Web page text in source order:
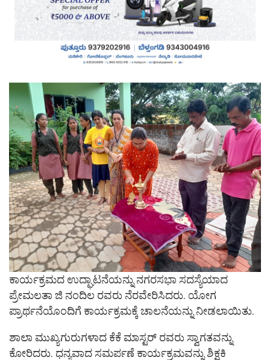
ಕಾರ್ಯಕ್ರಮದ ಉದ್ಘಾಟನೆಯನ್ನು ನಗರಸಭಾ ಸದಸ್ಯೆಯಾದ
ಪ್ರೇಮಲತಾ ಜಿ ನಂದಿಲ ರವರು ನೆರವೇರಿಸಿದರು. ಯೋಗ
ಪ್ರಾರ್ಥನೆಯೊಂದಿಗೆ ಕಾರ್ಯಕ್ರಮಕ್ಕೆ ಚಾಲನೆಯನ್ನು ನೀಡಲಾಯಿತು.
ಶಾಲಾ ಮುಖ್ಯಗುರುಗಳಾದ ಕೆಕೆ ಮಾಸ್ಟರ್ ರವರು ಸ್ವಾಗತವನ್ನು
ಕೋರಿದರು. ಧನ್ಯವಾದ ಸಮರ್ಪಣೆ ಕಾರ್ಯಕ್ರಮವನ್ನು ಶಿಕ್ಷಕಿ